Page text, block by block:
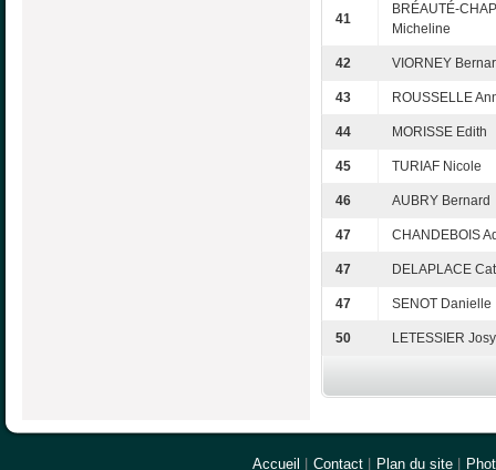
41
BRÉAUTÉ-
Micheline
42 VIORNEY
43 ROUSSELLE
44 MORISSE Edith
45 TURIAF Nicole
46 AUBRY Bernard
47 CHANDEBOIS
47 DELAPLACE
47 SENOT Danielle
50 LETESSIER
Accueil Contact Plan du site